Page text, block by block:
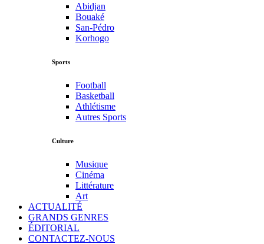
Abidjan
Bouaké
San-Pédro
Korhogo
Sports
Football
Basketball
Athlétisme
Autres Sports
Culture
Musique
Cinéma
Littérature
Art
ACTUALITÉ
GRANDS GENRES
ÉDITORIAL
CONTACTEZ-NOUS